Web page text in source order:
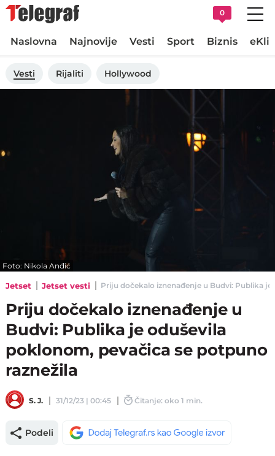
0
Naslovna Najnovije Vesti Sport Biznis
Vesti Rijaliti Hollywood
Foto: Nikola Anđić
Jetset Jetset vesti Priju dočekalo iznenađenje u Budvi: Publika
Priju dočekalo iznenađenje u
Budvi: Publika je oduševila
poklonom, pevačica se potpuno
raznežila
S. J. 31/12/23 | 00:45 Čitanje: oko 1 min.
Podeli